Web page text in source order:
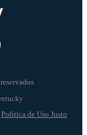
Política de Uso Justo